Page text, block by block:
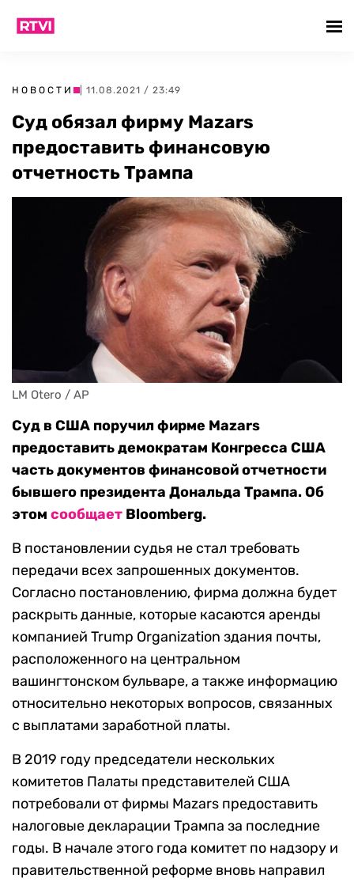
НОВОСТИ | 11.08.2021 / 23:49
Суд обязал фирму Mazars
предоставить финансовую
отчетность Трампа
LM Otero / AP
Суд в США поручил фирме Mazars
предоставить демократам Конгресса США
часть документов финансовой отчетности
бывшего президента Дональда Трампа. Об
этом сообщает Bloomberg.
В постановлении судья не стал требовать
передачи всех запрошенных документов.
Согласно постановлению, фирма должна будет
раскрыть данные, которые касаются аренды
компанией Trump Organization здания почты,
расположенного на центральном
вашингтонском бульваре, а также информацию
относительно некоторых вопросов, связанных
с выплатами заработной платы.
В 2019 году председатели нескольких
комитетов Палаты представителей США
потребовали от фирмы Mazars предоставить
налоговые декларации Трампа за последние
годы. В начале этого года комитет по надзору и
правительственной реформе вновь направил